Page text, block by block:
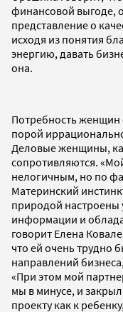
финансовой выгоде,
представление о
исходя из понятия
энергию, давать
она.
Потребность женщин
порой
Деловые женщины,
сопротивляются.
нелогичным, но по
Материнский
природой настроены
информации и
говорит Елена
что ей очень трудно
направлений
«При этом мой
мы в минусе, и
проекту как к